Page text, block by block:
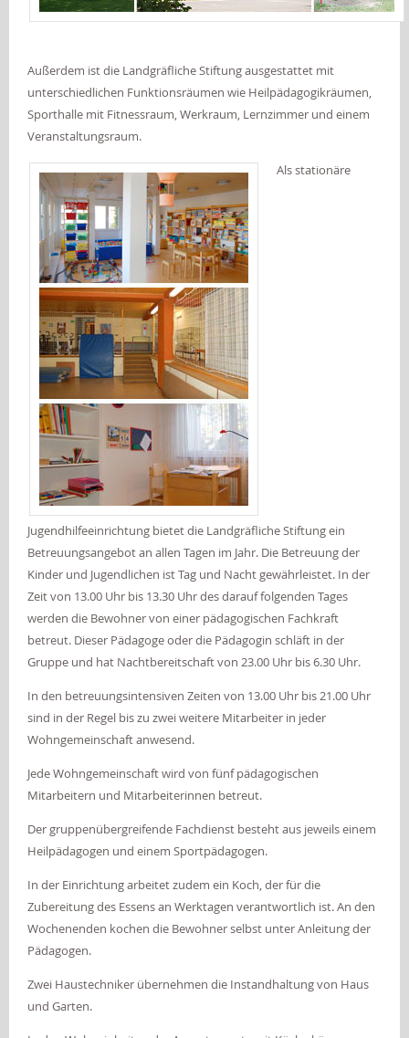
Außerdem ist die Landgräfliche Stiftung ausgestattet mit
unterschiedlichen Funktionsräumen wie Heilpädagogikräumen,
Sporthalle mit Fitnessraum, Werkraum, Lernzimmer und einem
Veranstaltungsraum.
Als stationäre
Jugendhilfeeinrichtung bietet die Landgräfliche Stiftung ein
Betreuungsangebot an allen Tagen im Jahr. Die Betreuung der
Kinder und Jugendlichen ist Tag und Nacht gewährleistet. In der
Zeit von 13.00 Uhr bis 13.30 Uhr des darauf folgenden Tages
werden die Bewohner von einer pädagogischen Fachkraft
betreut. Dieser Pädagoge oder die Pädagogin schläft in der
Gruppe und hat Nachtbereitschaft von 23.00 Uhr bis 6.30 Uhr.
In den betreuungsintensiven Zeiten von 13.00 Uhr bis 21.00 Uhr
sind in der Regel bis zu zwei weitere Mitarbeiter in jeder
Wohngemeinschaft anwesend.
Jede Wohngemeinschaft wird von fünf pädagogischen
Mitarbeitern und Mitarbeiterinnen betreut.
Der gruppenübergreifende Fachdienst besteht aus jeweils einem
Heilpädagogen und einem Sportpädagogen.
In der Einrichtung arbeitet zudem ein Koch, der für die
Zubereitung des Essens an Werktagen verantwortlich ist. An den
Wochenenden kochen die Bewohner selbst unter Anleitung der
Pädagogen.
Zwei Haustechniker übernehmen die Instandhaltung von Haus
und Garten.